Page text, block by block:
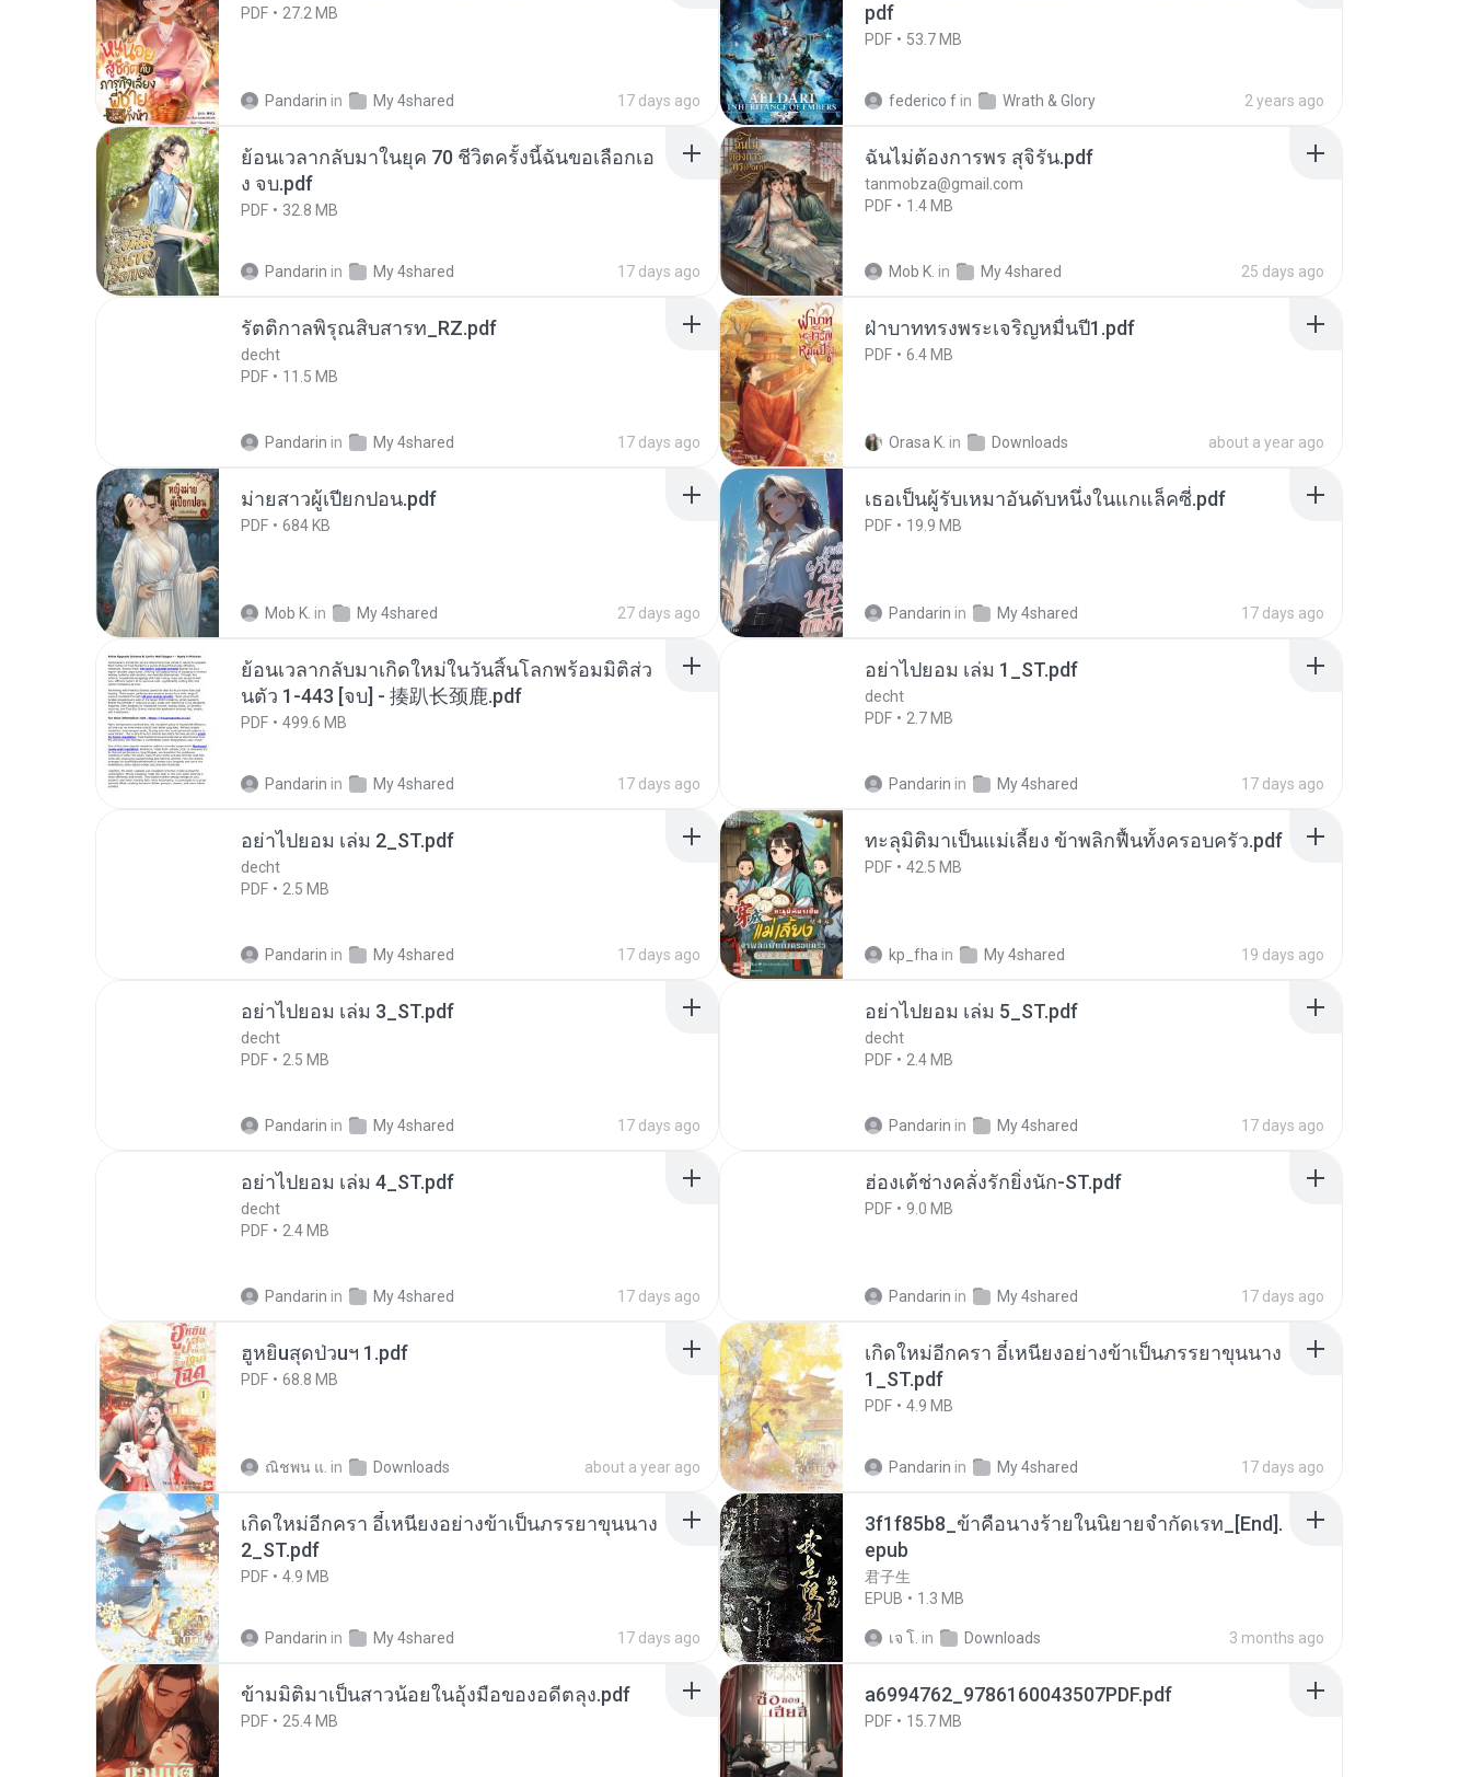
PDF 27.2 MB
Pandarin in My 4shared 17 days ago
pdf
PDF 53.7 MB
federico f in Wrath & Glory 2 years ago
ย้อนเวลากลับมาในยุค 70 ชีวิตครั้งนี้ฉันขอเลือกเอ
ง จบ.pdf
PDF 32.8 MB
Pandarin in My 4shared 17 days ago
ฉันไม่ต้องการพร สุจิรัน.pdf
tanmobza@gmail.com
PDF
1.4 MB
Mob K. in My 4shared 25 days ago
รัตติกาลพิรุณสิบสารท_RZ.pdf
decht
PDF
11.5 MB
Pandarin in My 4shared 17 days ago
ฝ่าบาททรงพระเจริญหมื่นปี1.pdf
PDF 6.4 MB
Orasa K. in Downloads about a year ago
ม่ายสาวผู้เปียกปอน.pdf
PDF 684 KB
Mob K. in My 4shared 27 days ago
เธอเป็นผู้รับเหมาอันดับหนึ่งในแกแล็คซี่.pdf
PDF 19.9 MB
Pandarin in My 4shared 17 days ago
ย้อนเวลากลับมาเกิดใหม่ในวันสิ้นโลกพร้อมมิติส่ว
นตัว 1-443 [จบ] - 揍趴长颈鹿.pdf
PDF 499.6 MB
Pandarin in My 4shared 17 days ago
อย่าไปยอม เล่ม 1_ST.pdf
decht
PDF
2.7 MB
Pandarin in My 4shared 17 days ago
อย่าไปยอม เล่ม 2_ST.pdf
decht
PDF
2.5 MB
Pandarin in My 4shared 17 days ago
ทะลุมิติมาเป็นแม่เลี้ยง ข้าพลิกฟื้นทั้งครอบครัว.pdf
PDF 42.5 MB
kp_fha in My 4shared 19 days ago
อย่าไปยอม เล่ม 3_ST.pdf
decht
PDF
2.5 MB
Pandarin in My 4shared 17 days ago
อย่าไปยอม เล่ม 5_ST.pdf
decht
PDF
2.4 MB
Pandarin in My 4shared 17 days ago
อย่าไปยอม เล่ม 4_ST.pdf
decht
PDF
2.4 MB
Pandarin in My 4shared 17 days ago
ฮ่องเต้ช่างคลั่งรักยิ่งนัก-ST.pdf
PDF 9.0 MB
Pandarin in My 4shared 17 days ago
ฮูหยิuสุดป่วuฯ 1.pdf
PDF 68.8 MB
ณิชพน แ. in Downloads about a year ago
เกิดใหม่อีกครา อี๋เหนียงอย่างข้าเป็นภรรยาขุนนาง
1_ST.pdf
PDF 4.9 MB
Pandarin in My 4shared 17 days ago
เกิดใหม่อีกครา อี๋เหนียงอย่างข้าเป็นภรรยาขุนนาง
2_ST.pdf
PDF 4.9 MB
Pandarin in My 4shared 17 days ago
3f1f85b8_ข้าคือนางร้ายในนิยายจำกัดเรท_[End].
epub
君子生
EPUB
1.3 MB
เจ โ. in Downloads 3 months ago
ข้ามมิติมาเป็นสาวน้อยในอุ้งมือของอดีตลุง.pdf
PDF 25.4 MB
a6994762_9786160043507PDF.pdf
PDF 15.7 MB